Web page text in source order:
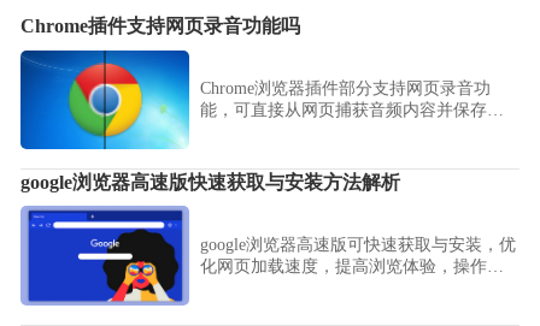
Chrome插件支持网页录音功能吗
Chrome浏览器插件部分支持网页录音功
能，可直接从网页捕获音频内容并保存。
享音频资料。
google浏览器高速版快速获取与安装方法解析
google浏览器高速版可快速获取与安装，优
化网页加载速度，提高浏览体验，操作流